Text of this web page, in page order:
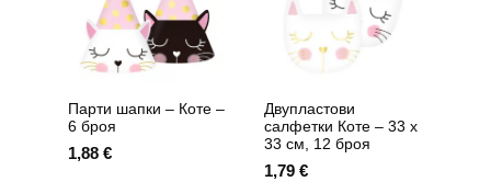
см,
броя
Парти шапки – Коте –
6 броя
1,88 €
Двупластови
салфетки Коте – 33 х
33 см, 12 броя
1,79 €